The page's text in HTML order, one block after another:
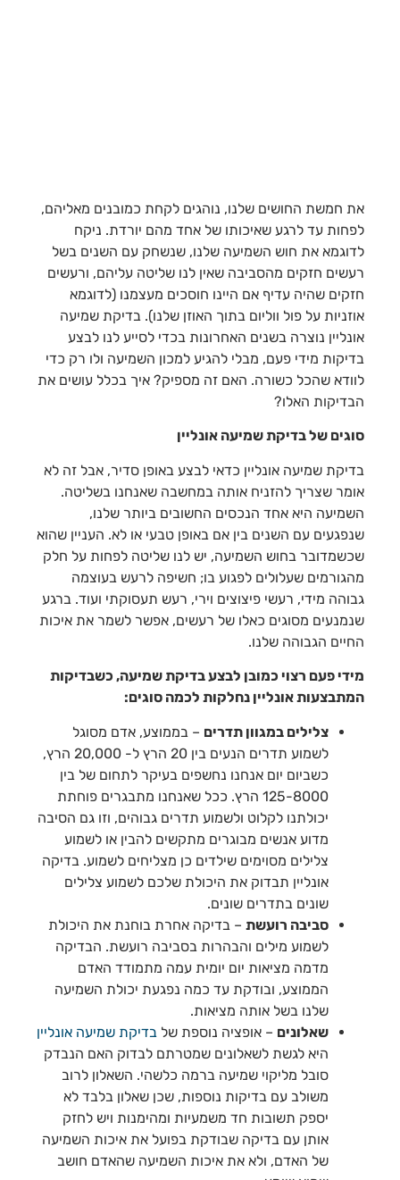
את חמשת החושים שלנו, נוהגים לקחת כמובנים מאליהם,
לפחות עד לרגע שאיכותו של אחד מהם יורדת. ניקח
לדוגמא את חוש השמיעה שלנו, שנשחק עם השנים בשל
רעשים חזקים מהסביבה שאין לנו שליטה עליהם, ורעשים
חזקים שהיה עדיף אם היינו חוסכים מעצמנו (לדוגמא
אוזניות על פול ווליום בתוך האוזן שלנו). בדיקת שמיעה
אונליין נוצרה בשנים האחרונות בכדי לסייע לנו לבצע
בדיקות מידי פעם, מבלי להגיע למכון השמיעה ולו רק כדי
לוודא שהכל כשורה. האם זה מספיק? איך בכלל עושים את
הבדיקות האלו?
סוגים של בדיקת שמיעה אונליין
בדיקת שמיעה אונליין כדאי לבצע באופן סדיר, אבל זה לא
אומר שצריך להזניח אותה במחשבה שאנחנו בשליטה.
השמיעה היא אחד הנכסים החשובים ביותר שלנו,
שנפגעים עם השנים בין אם באופן טבעי או לא. העניין שהוא
שכשמדובר בחוש השמיעה, יש לנו שליטה לפחות על חלק
מהגורמים שעלולים לפגוע בו; חשיפה לרעש בעוצמה
גבוהה מידי, רעשי פיצוצים וירי, רעש תעסוקתי ועוד. ברגע
שנמנעים מסוגים כאלו של רעשים, אפשר לשמר את איכות
החיים הגבוהה שלנו.
מידי פעם רצוי כמובן לבצע בדיקת שמיעה, כשבדיקות
המתבצעות אונליין נחלקות לכמה סוגים:
צלילים במגוון תדרים – בממוצע, אדם מסוגל
לשמוע תדרים הנעים בין 20 הרץ ל- 20,000 הרץ,
כשביום יום אנחנו נחשפים בעיקר לתחום של בין
125-8000 הרץ. ככל שאנחנו מתבגרים פוחתת
יכולתנו לקלוט ולשמוע תדרים גבוהים, וזו גם הסיבה
מדוע אנשים מבוגרים מתקשים להבין או לשמוע
צלילים מסוימים שילדים כן מצליחים לשמוע. בדיקה
אונליין תבדוק את היכולת שלכם לשמוע צלילים
שונים בתדרים שונים.
סביבה רועשת – בדיקה אחרת בוחנת את היכולת
לשמוע מילים והבהרות בסביבה רועשת. הבדיקה
מדמה מציאות יום יומית עמה מתמודד האדם
הממוצע, ובודקת עד כמה נפגעת יכולת השמיעה
שלנו בשל אותה מציאות.
שאלונים – אופציה נוספת של בדיקת שמיעה אונליין
היא לגשת לשאלונים שמטרתם לבדוק האם הנבדק
סובל מליקוי שמיעה ברמה כלשהי. השאלון לרוב
משולב עם בדיקות נוספות, שכן שאלון בלבד לא
יספק תשובות חד משמעיות ומהימנות ויש לחזק
אותן עם בדיקה שבודקת בפועל את איכות השמיעה
של האדם, ולא את איכות השמיעה שהאדם חושב